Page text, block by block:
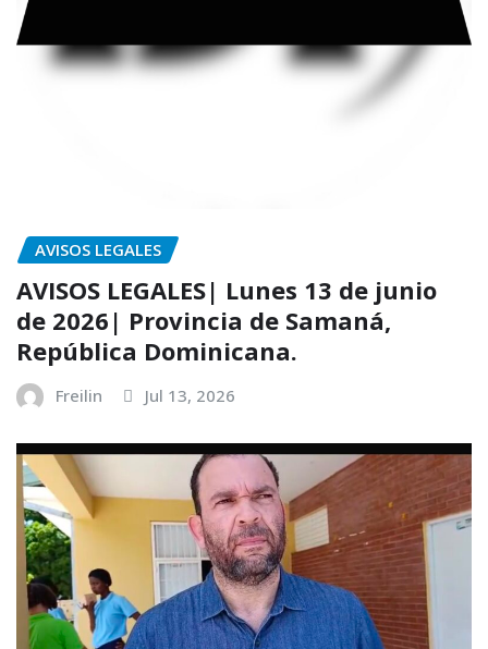
AVISOS LEGALES
AVISOS LEGALES| Lunes 13 de junio
de 2026| Provincia de Samaná,
República Dominicana.
Freilin Jul 13, 2026